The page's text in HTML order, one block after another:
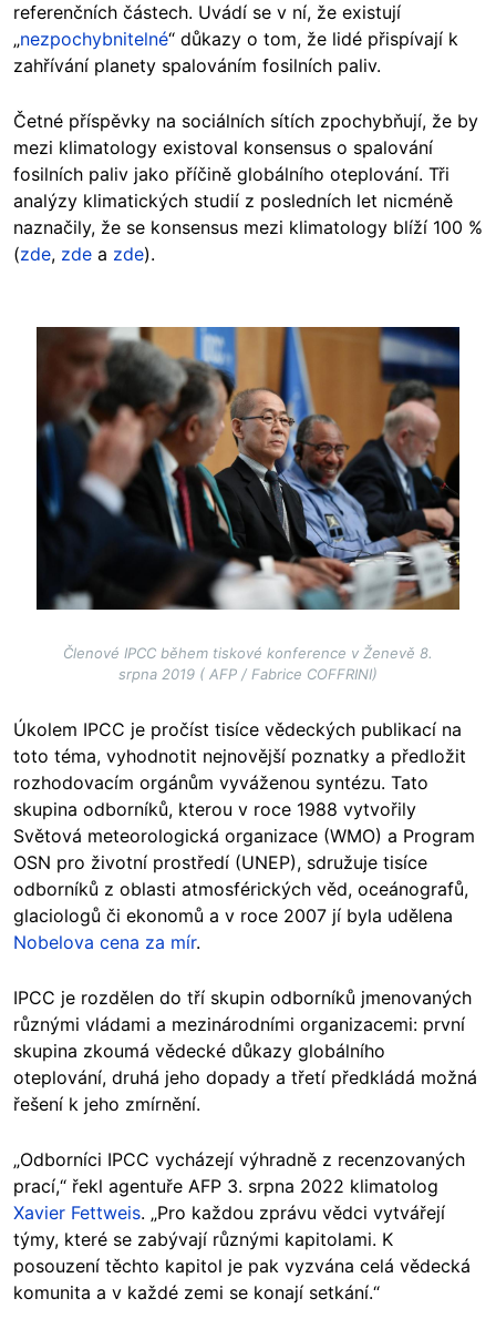
referenčních částech. Uvádí se v ní, že existují
„nezpochybnitelné“ důkazy o tom, že lidé přispívají k
zahřívání planety spalováním fosilních paliv.
Četné příspěvky na sociálních sítích zpochybňují, že by
mezi klimatology existoval konsensus o spalování
fosilních paliv jako příčině globálního oteplování. Tři
analýzy klimatických studií z posledních let nicméně
naznačily, že se konsensus mezi klimatology blíží 100 %
(zde, zde a zde).
Členové IPCC během tiskové konference v Ženevě 8.
srpna 2019 ( AFP / Fabrice COFFRINI)
Úkolem IPCC je pročíst tisíce vědeckých publikací na
toto téma, vyhodnotit nejnovější poznatky a předložit
rozhodovacím orgánům vyváženou syntézu. Tato
skupina odborníků, kterou v roce 1988 vytvořily
Světová meteorologická organizace (WMO) a Program
OSN pro životní prostředí (UNEP), sdružuje tisíce
odborníků z oblasti atmosférických věd, oceánografů,
glaciologů či ekonomů a v roce 2007 jí byla udělena
Nobelova cena za mír.
IPCC je rozdělen do tří skupin odborníků jmenovaných
různými vládami a mezinárodními organizacemi: první
skupina zkoumá vědecké důkazy globálního
oteplování, druhá jeho dopady a třetí předkládá možná
řešení k jeho zmírnění.
„Odborníci IPCC vycházejí výhradně z recenzovaných
prací,“ řekl agentuře AFP 3. srpna 2022 klimatolog
Xavier Fettweis. „Pro každou zprávu vědci vytvářejí
týmy, které se zabývají různými kapitolami. K
posouzení těchto kapitol je pak vyzvána celá vědecká
komunita a v každé zemi se konají setkání.“